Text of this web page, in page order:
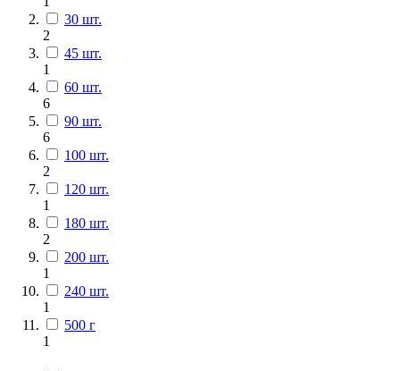
30 шт.
2
45 шт.
1
60 шт.
6
90 шт.
6
100 шт.
2
120 шт.
1
180 шт.
2
200 шт.
1
240 шт.
1
500 г
1